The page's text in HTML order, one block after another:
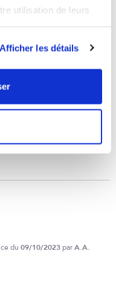
utilisation de leurs
Afficher les détails
recommande !
du 09/10/2023 parA.A.